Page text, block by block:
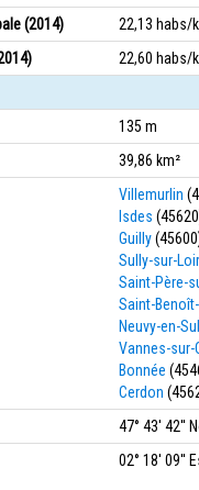
(2014)
22,13 habs/
22,60 habs/
135 m
39,86 km²
Villemurlin
Isdes
Guilly
Sully-sur-
Saint-Père-
Saint-
Neuvy-en-
Vannes-sur-
Bonnée
Cerdon
47° 43' 42''
02° 18' 09''